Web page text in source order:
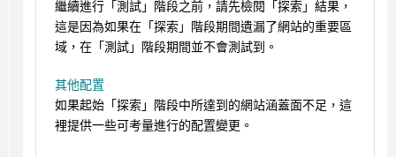
繼續進行「測試」階段之前，請先檢閱「探索」結果，
這是因為如果在「探索」階段期間遺漏了網站的重要區
域，在「測試」階段期間並不會測試到。
其他配置
如果起始「探索」階段中所達到的網站涵蓋面不足，這
裡提供一些可考量進行的配置變更。